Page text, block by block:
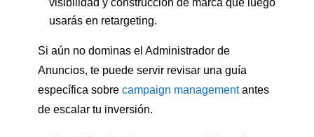
visibilidad y construcción de marca que luego
usarás en retargeting.
Si aún no dominas el Administrador de
Anuncios, te puede servir revisar una guía
específica sobre campaign managementantes
de escalar tu inversión.